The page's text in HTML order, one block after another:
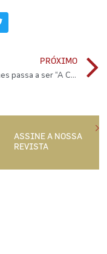
PRÓXIMO
Picowines passa a ser “A Cooperativa”
ASSINE A NOSSA
REVISTA